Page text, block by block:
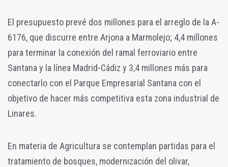
El presupuesto prevé dos millones para el arreglo de la A-
6176, que discurre entre Arjona a Marmolejo; 4,4 millones
para terminar la conexión del ramal ferroviario entre
Santana y la línea Madrid-Cádiz y 3,4 millones más para
conectarlo con el Parque Empresarial Santana con el
objetivo de hacer más competitiva esta zona industrial de
Linares.
En materia de Agricultura se contemplan partidas para el
tratamiento de bosques, modernización del olivar,